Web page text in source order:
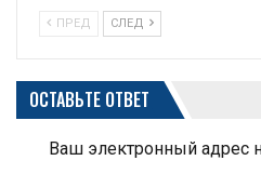
ПРЕД СЛЕД
ОСТАВЬТЕ ОТВЕТ
Ваш электронный адрес